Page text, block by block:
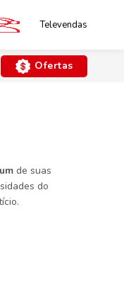
Televendas
Ofertas
de suas
do